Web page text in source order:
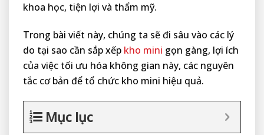
khoa học, tiện lợi và thẩm mỹ.
Trong bài viết này, chúng ta sẽ đi sâu vào các lý
do tại sao cần sắp xếp kho mini gọn gàng, lợi ích
của việc tối ưu hóa không gian này, các nguyên
tắc cơ bản để tổ chức kho mini hiệu quả.
Mục lục